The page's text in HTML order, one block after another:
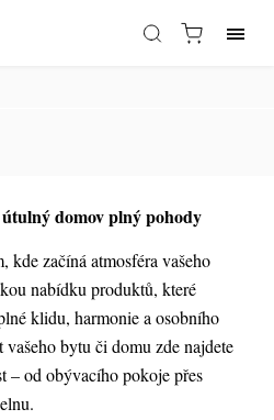
domov plný pohody
kde začíná atmosféra vašeho
nabídku produktů, které
klidu, harmonie a osobního
bytu či domu zde najdete
– od obývacího pokoje přes